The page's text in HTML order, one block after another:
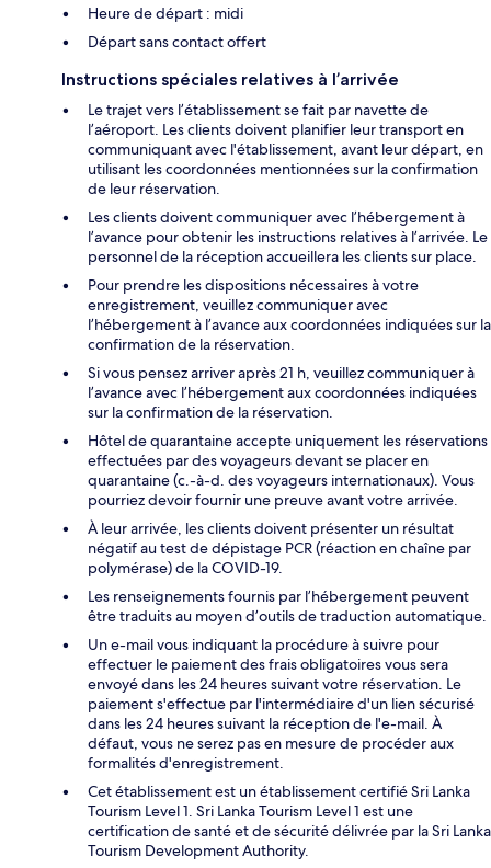
Heure de départ : midi
Départ sans contact offert
Instructions spéciales relatives à l’arrivée
Le trajet vers l’établissement se fait par navette de
l’aéroport. Les clients doivent planifier leur transport en
communiquant avec l'établissement, avant leur départ, en
utilisant les coordonnées mentionnées sur la confirmation
de leur réservation.
Les clients doivent communiquer avec l’hébergement à
l’avance pour obtenir les instructions relatives à l’arrivée. Le
personnel de la réception accueillera les clients sur place.
Pour prendre les dispositions nécessaires à votre
enregistrement, veuillez communiquer avec
l’hébergement à l’avance aux coordonnées indiquées sur la
confirmation de la réservation.
Si vous pensez arriver après 21 h, veuillez communiquer à
l’avance avec l’hébergement aux coordonnées indiquées
sur la confirmation de la réservation.
Hôtel de quarantaine accepte uniquement les réservations
effectuées par des voyageurs devant se placer en
quarantaine (c.-à-d. des voyageurs internationaux). Vous
pourriez devoir fournir une preuve avant votre arrivée.
À leur arrivée, les clients doivent présenter un résultat
négatif au test de dépistage PCR (réaction en chaîne par
polymérase) de la COVID-19.
Les renseignements fournis par l’hébergement peuvent
être traduits au moyen d’outils de traduction automatique.
Un e-mail vous indiquant la procédure à suivre pour
effectuer le paiement des frais obligatoires vous sera
envoyé dans les 24 heures suivant votre réservation. Le
paiement s'effectue par l'intermédiaire d'un lien sécurisé
dans les 24 heures suivant la réception de l'e-mail. À
défaut, vous ne serez pas en mesure de procéder aux
formalités d'enregistrement.
Cet établissement est un établissement certifié Sri Lanka
Tourism Level 1. Sri Lanka Tourism Level 1 est une
certification de santé et de sécurité délivrée par la Sri Lanka
Tourism Development Authority.